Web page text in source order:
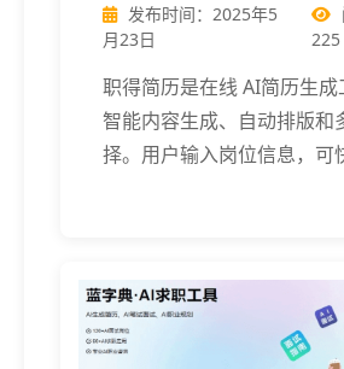
发布时间：2025年5
月23日
225
职得简历是在线 AI简历生
智能内容生成、自动排版和
择。用户输入岗位信息，可